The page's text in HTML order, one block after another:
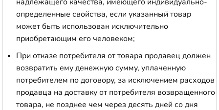
определенные свойства, если указанный товар
может быть использован исключительно
приобретающим его человеком;
При отказе потребителя от товара продавец должен
возвратить ему денежную сумму, уплаченную
потребителем по договору, за исключением расходов
продавца на доставку от потребителя возвращенного
товара, не позднее чем через десять дней со дня